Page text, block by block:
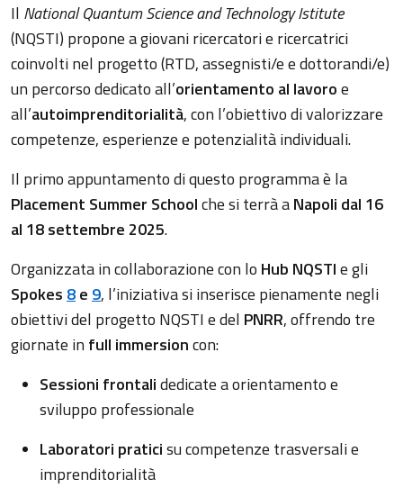
Il National Quantum Science and Technology Istitute
(NQSTI) propone a giovani ricercatori e ricercatrici
coinvolti nel progetto (RTD, assegnisti/e e dottorandi/e)
un percorso dedicato all’orientamento al lavoroe
all’autoimprenditorialità, con l’obiettivo di valorizzare
competenze, esperienze e potenzialità individuali.
Il primo appuntamento di questo programma è la
Placement Summer Schoolche si terrà aNapoli dal 16
al 18 settembre 2025.
Organizzata in collaborazione con lo Hub NQSTIe gli
Spokes 8e 9, l’iniziativa si inserisce pienamente negli
obiettivi del progetto NQSTI e del PNRR, offrendo tre
giornate in full immersioncon:
Sessioni frontalidedicate a orientamento e
sviluppo professionale
Laboratori praticisu competenze trasversali e
imprenditorialità